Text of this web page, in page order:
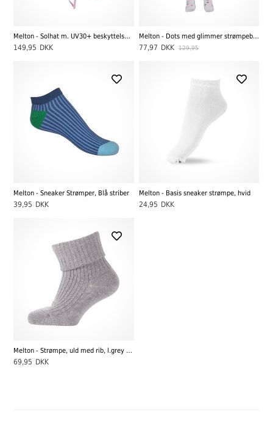
Melton - Solhat m. UV30+ beskyttelse, baby pink
149,95 DKK
Melton - Dots med glimmer strømpebukser, dusty rose
77,97 DKK 129,95
Melton - Sneaker Strømper, Blå striber
39,95 DKK
Melton - Basis sneaker strømpe, hvid
24,95 DKK
Melton - Strømpe, uld med rib, l.grey melange
69,95 DKK